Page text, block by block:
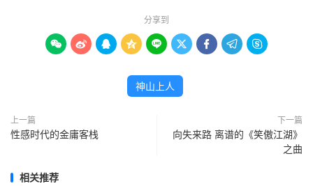
分享到
        
神山上人
上一篇
性感时代的金庸客栈
下一篇
向失来路 离谱的《笑傲江湖》
之曲
相关推荐